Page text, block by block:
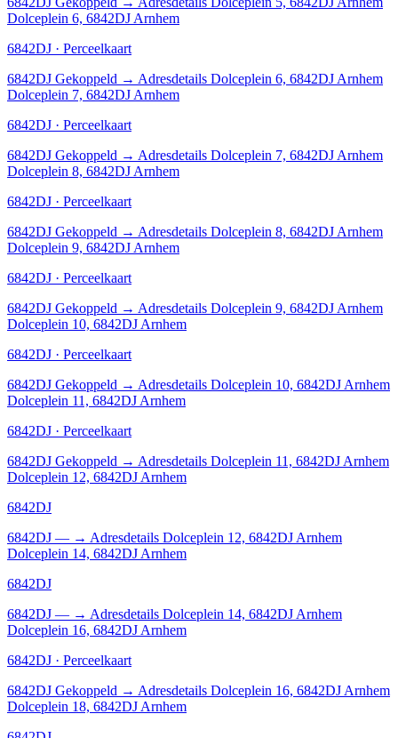
Dolceplein 6, 6842DJ Arnhem
6842DJ · Perceelkaart
6842DJ Gekoppeld → Adresdetails Dolceplein 6, 6842DJ Arnhem
Dolceplein 7, 6842DJ Arnhem
6842DJ · Perceelkaart
6842DJ Gekoppeld → Adresdetails Dolceplein 7, 6842DJ Arnhem
Dolceplein 8, 6842DJ Arnhem
6842DJ · Perceelkaart
6842DJ Gekoppeld → Adresdetails Dolceplein 8, 6842DJ Arnhem
Dolceplein 9, 6842DJ Arnhem
6842DJ · Perceelkaart
6842DJ Gekoppeld → Adresdetails Dolceplein 9, 6842DJ Arnhem
Dolceplein 10, 6842DJ Arnhem
6842DJ · Perceelkaart
6842DJ Gekoppeld → Adresdetails Dolceplein 10, 6842DJ Arnhem
Dolceplein 11, 6842DJ Arnhem
6842DJ · Perceelkaart
6842DJ Gekoppeld → Adresdetails Dolceplein 11, 6842DJ Arnhem
Dolceplein 12, 6842DJ Arnhem
6842DJ
6842DJ — → Adresdetails Dolceplein 12, 6842DJ Arnhem
Dolceplein 14, 6842DJ Arnhem
6842DJ
6842DJ — → Adresdetails Dolceplein 14, 6842DJ Arnhem
Dolceplein 16, 6842DJ Arnhem
6842DJ · Perceelkaart
6842DJ Gekoppeld → Adresdetails Dolceplein 16, 6842DJ Arnhem
Dolceplein 18, 6842DJ Arnhem